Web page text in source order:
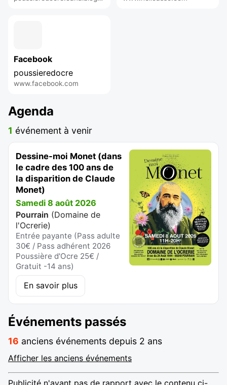
Facebook
poussieredocre
www.facebook.com
Agenda
1 événement à venir
Dessine-moi Monet (dans
le cadre des 100 ans de
la disparition de Claude
Monet)
Samedi 8 août 2026
Pourrain (Domaine de
l'Ocrerie)
Entrée payante (Pass adulte
30€ / Pass adhérent 2026
Poussière d'Ocre 25€ /
Gratuit -14 ans)
En savoir plus
Événements passés
16 anciens événements depuis 2 ans
Afficher les anciens événements
Publicité n'ayant pas de rapport avec le contenu ci-